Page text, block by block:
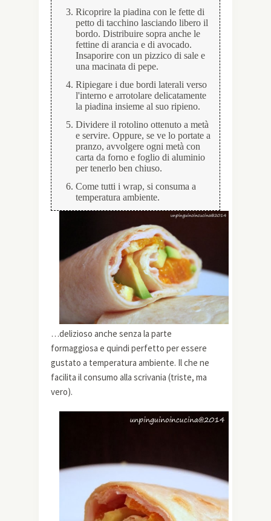
Ricoprire la piadina con le fette di
petto di tacchino lasciando libero il
bordo. Distribuire sopra anche le
fettine di arancia e di avocado.
Insaporire con un pizzico di sale e
una macinata di pepe.
Ripiegare i due bordi laterali verso
l'interno e arrotolare delicatamente
la piadina insieme al suo ripieno.
Dividere il rotolino ottenuto a metà
e servire. Oppure, se ve lo portate a
pranzo, avvolgere ogni metà con
carta da forno e foglio di aluminio
per tenerlo ben chiuso.
Come tutti i wrap, si consuma a
temperatura ambiente.
…delizioso anche senza la parte
formaggiosa e quindi perfetto per essere
gustato a temperatura ambiente. Il che ne
facilita il consumo alla scrivania (triste, ma
vero).